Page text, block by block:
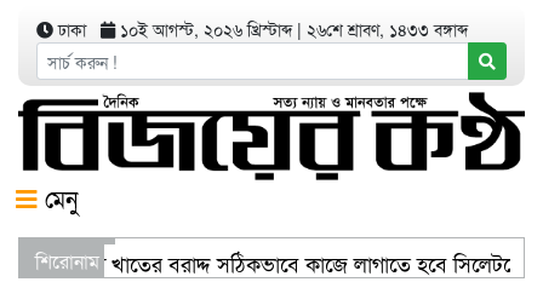
ঢাকা ১০ই আগস্ট, ২০২৬ খ্রিস্টাব্দ| ২৬শে শ্রাবণ, ১৪৩৩ বঙ্গাব্দ
মেনু
শিরোনামস্বাস্থ্য খাতের বরাদ্দ সঠিকভাবে কাজে লাগাতে হবে